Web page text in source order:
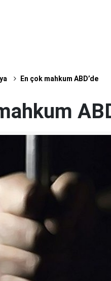
En çok mahkum ABD’de